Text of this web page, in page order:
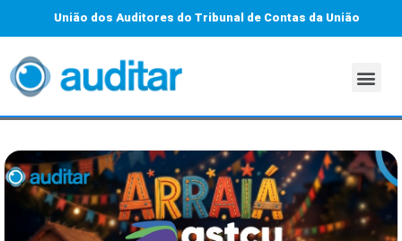
União dos Auditores do Tribunal de Contas da União